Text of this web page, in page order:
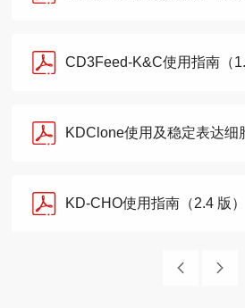
CD3Feed-K&C使用指南（
KDClone使用及稳定表达细胞株建立方
KD-CHO使用指南（2.4 版）